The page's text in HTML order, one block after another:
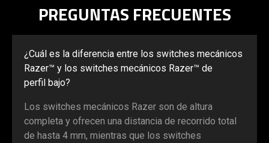
PREGUNTAS FRECUENTES
¿Cuál es la diferencia entre los switches mecánicos
Razer™ y los switches mecánicos Razer™ de
perfil bajo?
Los switches mecánicos Razer son de altura
completa y ofrecen una distancia de recorrido total
de hasta 4 mm, mientras que los switches